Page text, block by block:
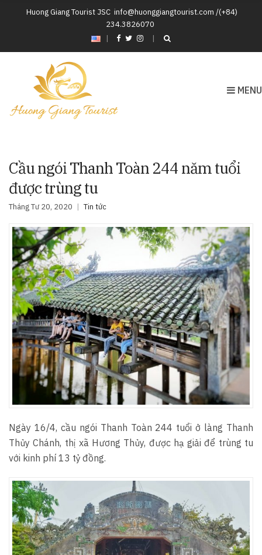
Huong Giang Tourist JSC info@huonggiangtourist.com /(+84)
234.3826070
|
MENU
Cầu ngói Thanh Toàn 244 năm tuổi
được trùng tu
Tháng Tư 20, 2020 Tin tức
Ngày 16/4, cầu ngói Thanh Toàn 244 tuổi ở làng Thanh
Thủy Chánh, thị xã Hương Thủy, được hạ giải để trùng tu
với kinh phí 13 tỷ đồng.